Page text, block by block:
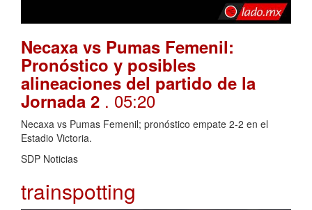
Necaxa vs Pumas Femenil:
Pronóstico y posibles
alineaciones del partido de la
Jornada 2 . 05:20
Necaxa vs Pumas Femenil; pronóstico empate 2-2 en el
Estadio Victoria.
SDP Noticias
trainspotting